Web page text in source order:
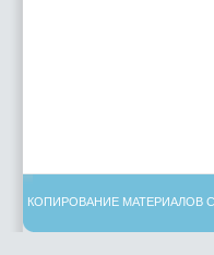
КОПИРОВАНИЕ МАТЕРИАЛОВ